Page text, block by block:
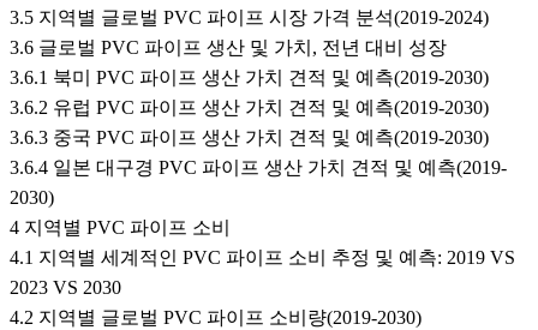
3.5 지역별 글로벌 PVC 파이프 시장 가격 분석(2019-2024)
3.6 글로벌 PVC 파이프 생산 및 가치, 전년 대비 성장
3.6.1 북미 PVC 파이프 생산 가치 견적 및 예측(2019-2030)
3.6.2 유럽 PVC 파이프 생산 가치 견적 및 예측(2019-2030)
3.6.3 중국 PVC 파이프 생산 가치 견적 및 예측(2019-2030)
3.6.4 일본 대구경 PVC 파이프 생산 가치 견적 및 예측(2019-
2030)
4 지역별 PVC 파이프 소비
4.1 지역별 세계적인 PVC 파이프 소비 추정 및 예측: 2019 VS
2023 VS 2030
4.2 지역별 글로벌 PVC 파이프 소비량(2019-2030)